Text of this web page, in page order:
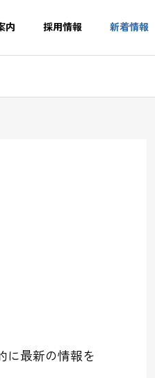
内 採用情報 新着情報
に最新の情報を